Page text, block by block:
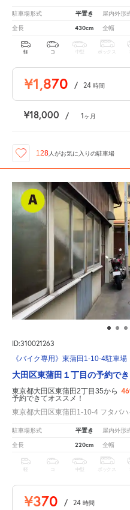
駐車場形式 平置き 屋内外形
全長 430cm 全幅
軽 コ 中型 ボックス
¥1,870 / 24 時間
¥18,000 / 1ヶ月
128人がお気に入りの駐車場
ID:310021263
《バイク専用》東蒲田1-10-4駐車場
大田区東蒲田１丁目の予約でき
東京都大田区東蒲田2丁目35から
予約できてオススメ！
東京都大田区東蒲田1-10-4 フタバハ
駐車場形式 平置き 屋内外形
全長 220cm 全幅
軽 中型 ボックス
¥370 / 24 時間